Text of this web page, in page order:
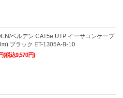
ベルデン CAT5e UTP イーサコンケーブ
ブラック ET-1305A-B-10
(税込9,570円)